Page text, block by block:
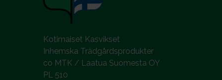
Kotimaiset Kasvikset
Inhemska Trädgårdsprodukter
co MTK / Laatua Suomesta OY
PL 510